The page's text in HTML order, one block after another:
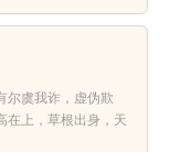
尔虞我诈，虚伪欺
在上，草根出身，天